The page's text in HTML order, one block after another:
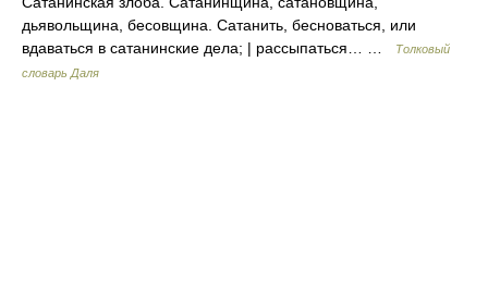
дьявольщина, бесовщина. Сатанить, бесноваться, или
вдаваться в сатанинские дела; | рассыпаться… …
Толковый
словарь Даля